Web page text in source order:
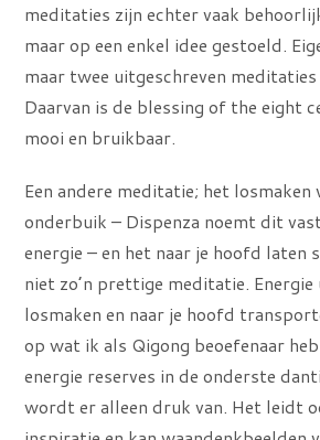
meditaties zijn echter vaak
maar op een enkel idee gestoeld.
maar twee uitgeschreven
Daarvan is de blessing of the eight
mooi en bruikbaar.
Een andere meditatie; het losmaken
onderbuik – Dispenza noemt dit
energie – en het naar je hoofd laten
niet zo’n prettige meditatie.
losmaken en naar je hoofd
op wat ik als Qigong beoefenaar
energie reserves in de onderste
wordt er alleen druk van. Het leidt